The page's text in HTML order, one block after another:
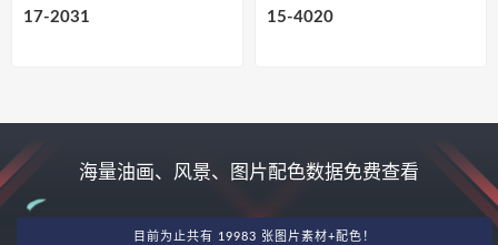
17-2031 15-4020
海量油画、风景、图片配色数据免费查看
目前为止共有 19983 张图片素材+配色！